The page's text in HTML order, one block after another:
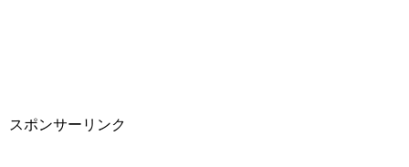
スポンサーリンク